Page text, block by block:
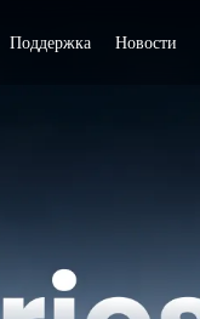
Поддержка Новости